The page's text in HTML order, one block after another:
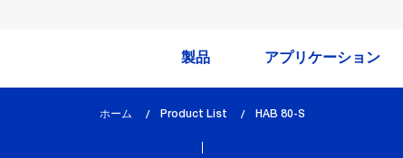
製品 アプリケーション
ホーム Product List
lem_current_page
HAB 80-S